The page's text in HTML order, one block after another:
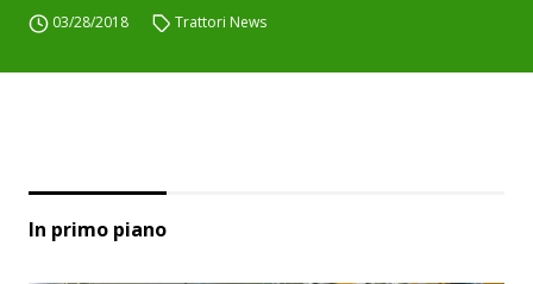
03/28/2018 Trattori News
In primo piano